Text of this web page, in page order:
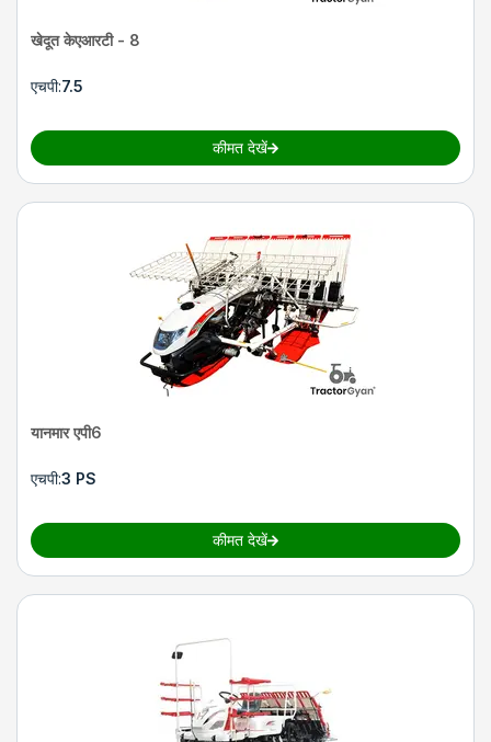
खेदूत केएआरटी - 8
एचपी:7.5
कीमत देखें
यानमार एपी6
एचपी:3 PS
कीमत देखें